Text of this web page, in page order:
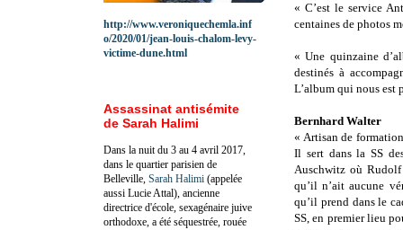
« C’est le service
centaines de photos
« Une quinzaine
destinés à
L’album qui nous est
Bernhard Walter
« Artisan de
Il sert dans la SS
Auschwitz où
qu’il n’ait aucune
qu’il prend dans le
SS, en premier lieu
http://www.veroniquechemla.inf
o/2020/01/jean-louis-chalom-levy-
victime-dune.html
Assassinat antisémite
de Sarah Halimi
Dans la nuit du 3 au 4 avril 2017,
dans le quartier parisien de
Belleville, Sarah Halimi (appelée
aussi Lucie Attal), ancienne
directrice d'école, sexagénaire juive
orthodoxe, a été séquestrée, rouée